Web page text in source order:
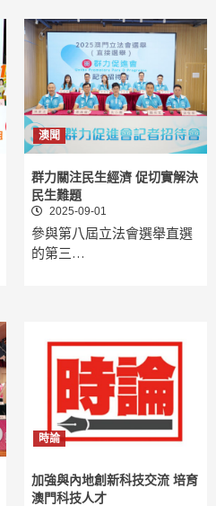
澳聞
群力關注民生經濟 促切實解決
民生難題
2025-09-01
參與第八屆立法會選舉直選
的第三…
時論
加強與內地創新科技交流 培育
澳門科技人才